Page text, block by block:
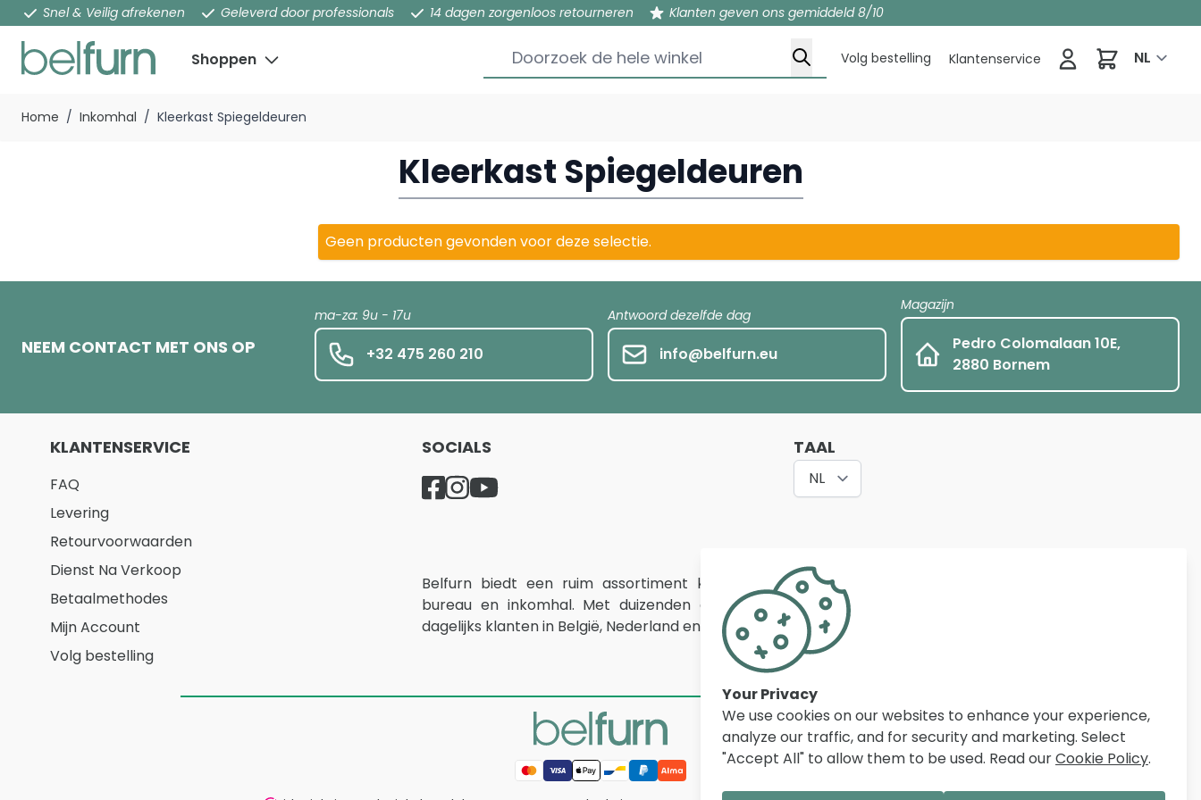
Your Privacy
We use cookies on our websites to enhance your experience,
analyze our traffic, and for security and marketing. Select
"Accept All" to allow them to be used. Read ourCookie Policy.
Snel & Veilig afrekenen Geleverd door professionals 14 dagen zorgenloos retourneren Klanten geven ons gemiddeld 8/10
Shoppen
Doorzoek de hele winkel
Volg bestelling Klantenservice NL
Home / Inkomhal / Kleerkast Spiegeldeuren
Kleerkast Spiegeldeuren
Geen producten gevonden voor deze selectie.
NEEM CONTACT MET ONS OP
ma-za: 9u - 17u
+32 475 260 210
Antwoord dezelfde dag
info@belfurn.eu
Magazijn
Pedro Colomalaan 10E,
2880 Bornem
KLANTENSERVICE
FAQ
Levering
Retourvoorwaarden
Dienst Na Verkoop
Betaalmethodes
Mijn Account
Volg bestelling
SOCIALS TAAL
NL
Belfurn biedt een ruim assortiment kwaliteitsmeubelen voor woonkamer, eetkamer, slaapkamer,
bureau en inkomhal. Met duizenden artikelen, scherpe prijzen en persoonlijke service helpen wij
dagelijks klanten in België, Nederland en Frankrijk bij het inrichten van hun woning.